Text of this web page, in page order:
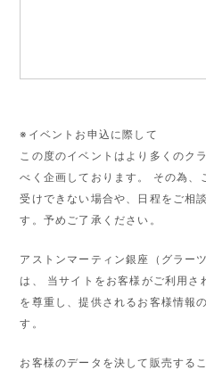
※イベントお申込に際して
この度のイベントはより多くのク
べく企画しております。 その為、
受けできない場合や、日程をご相
す。予めご了承ください。
アストンマーティン銀座（グラー
は、 当サイトをお客様がご利用さ
を尊重し、提供されるお客様情報
す。
お客様のデータを決して販売する